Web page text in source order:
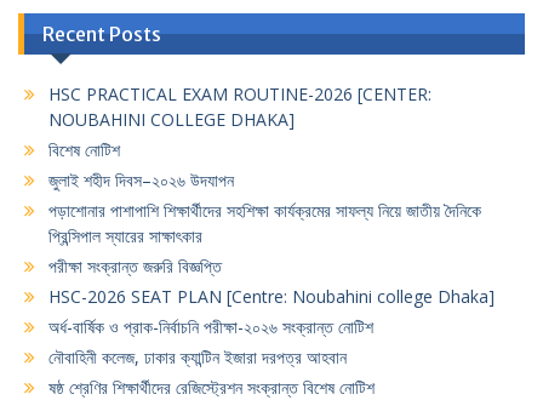
Recent Posts
HSC PRACTICAL EXAM ROUTINE-2026 [CENTER:
NOUBAHINI COLLEGE DHAKA]
বিশেষ নোটিশ
জুলাই শহীদ দিবস–২০২৬ উদযাপন
পড়াশোনার পাশাপাশি শিক্ষার্থীদের সহশিক্ষা কার্যক্রমের সাফল্য নিয়ে জাতীয় দৈনিকে
প্রিন্সিপাল স্যারের সাক্ষাৎকার
পরীক্ষা সংক্রান্ত জরুরি বিজ্ঞপ্তি
HSC-2026 SEAT PLAN [Centre: Noubahini college Dhaka]
অর্ধ-বার্ষিক ও প্রাক-নির্বাচনি পরীক্ষা-২০২৬ সংক্রান্ত নোটিশ
নৌবাহিনী কলেজ, ঢাকার ক্যান্টিন ইজারা দরপত্র আহবান
ষষ্ঠ শ্রেণির শিক্ষার্থীদের রেজিস্ট্রেশন সংক্রান্ত বিশেষ নোটিশ